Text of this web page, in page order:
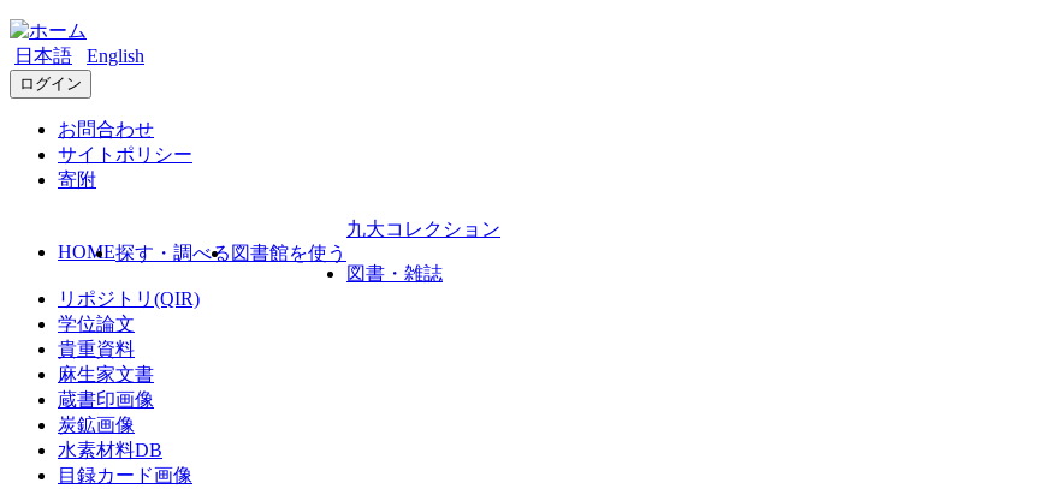
日本語 English
ログイン
お問合わせ
サイトポリシー
寄附
HOME探す・調べる 図書館を使う
九大コレクション
図書・雑誌
リポジトリ(QIR)
学位論文
貴重資料
麻生家文書
蔵書印画像
炭鉱画像
水素材料DB
目録カード画像